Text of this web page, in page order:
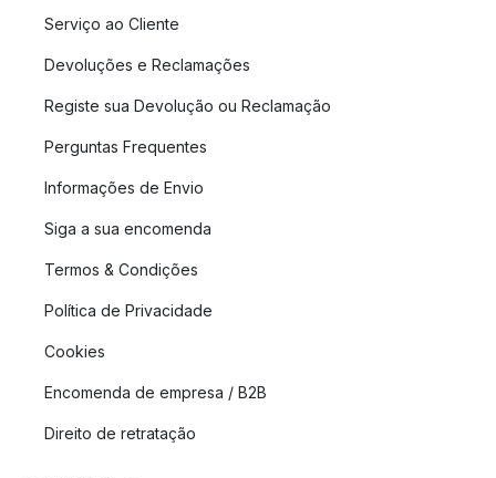
Serviço ao Cliente
Devoluções e Reclamações
Registe sua Devolução ou Reclamação
Perguntas Frequentes
Informações de Envio
Siga a sua encomenda
Termos & Condições
Política de Privacidade
Cookies
Encomenda de empresa / B2B
Direito de retratação